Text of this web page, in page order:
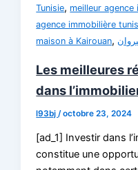
Tunisie, meilleur
agence immobilière
maison à Kairouan,
Les meilleures
dans
l93bj /octobre 23, 2024
[ad_1] Investir dans
constitue une